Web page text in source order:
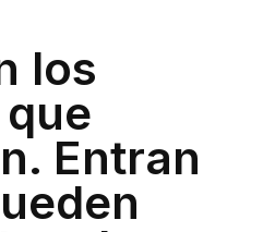
los
Entran